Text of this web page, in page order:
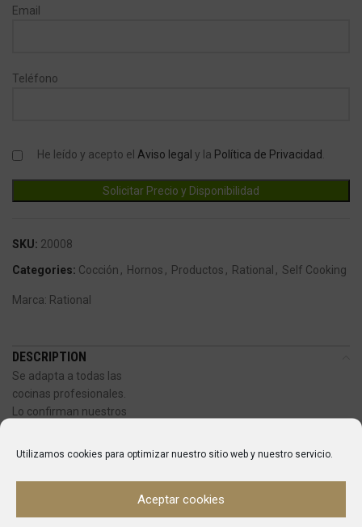
Utilizamos cookies para optimizar nuestro sitio web y nuestro servicio.
Aceptar cookies
Email
Teléfono
He leído y acepto el Aviso legal y la Política de Privacidad
SKU: 20008
Categories: Cocción , Hornos , Productos , Rational , Self Cooking
Marca: Rational
DESCRIPTION
Se adapta a todas las
cocinas profesionales.
Lo confirman nuestros
disponible en
también están disponibles en versión de
gas. Las dimensiones, el equipamiento y la
potencia son idénticas en las dos versiones.